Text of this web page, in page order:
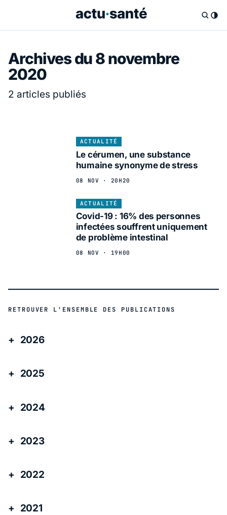
Archives du 8 novembre
2020
2 articles publiés
ACTUALITÉ
Le cérumen, une substance
humaine synonyme de stress
08 NOV · 20H20
ACTUALITÉ
Covid-19 : 16% des personnes
infectées souffrent uniquement
de problème intestinal
08 NOV · 19H00
RETROUVER L'ENSEMBLE DES PUBLICATIONS
2026
2025
2024
2023
2022
2021